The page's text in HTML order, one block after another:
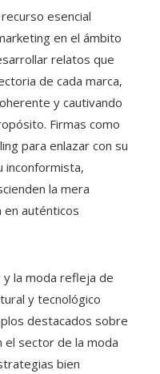
esencial
en el ámbito
relatos que
de cada marca,
y cautivando
Firmas como
para enlazar con su
inconformista,
la mera
en auténticos
la moda refleja de
y tecnológico
destacados sobre
el sector de la moda
bien